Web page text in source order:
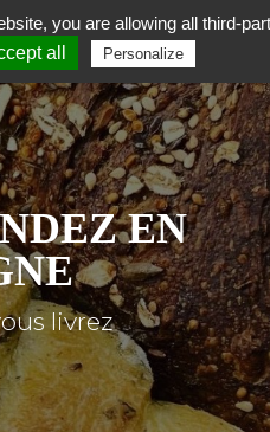
EN
livrez
you are allowing all third-
all Personalize